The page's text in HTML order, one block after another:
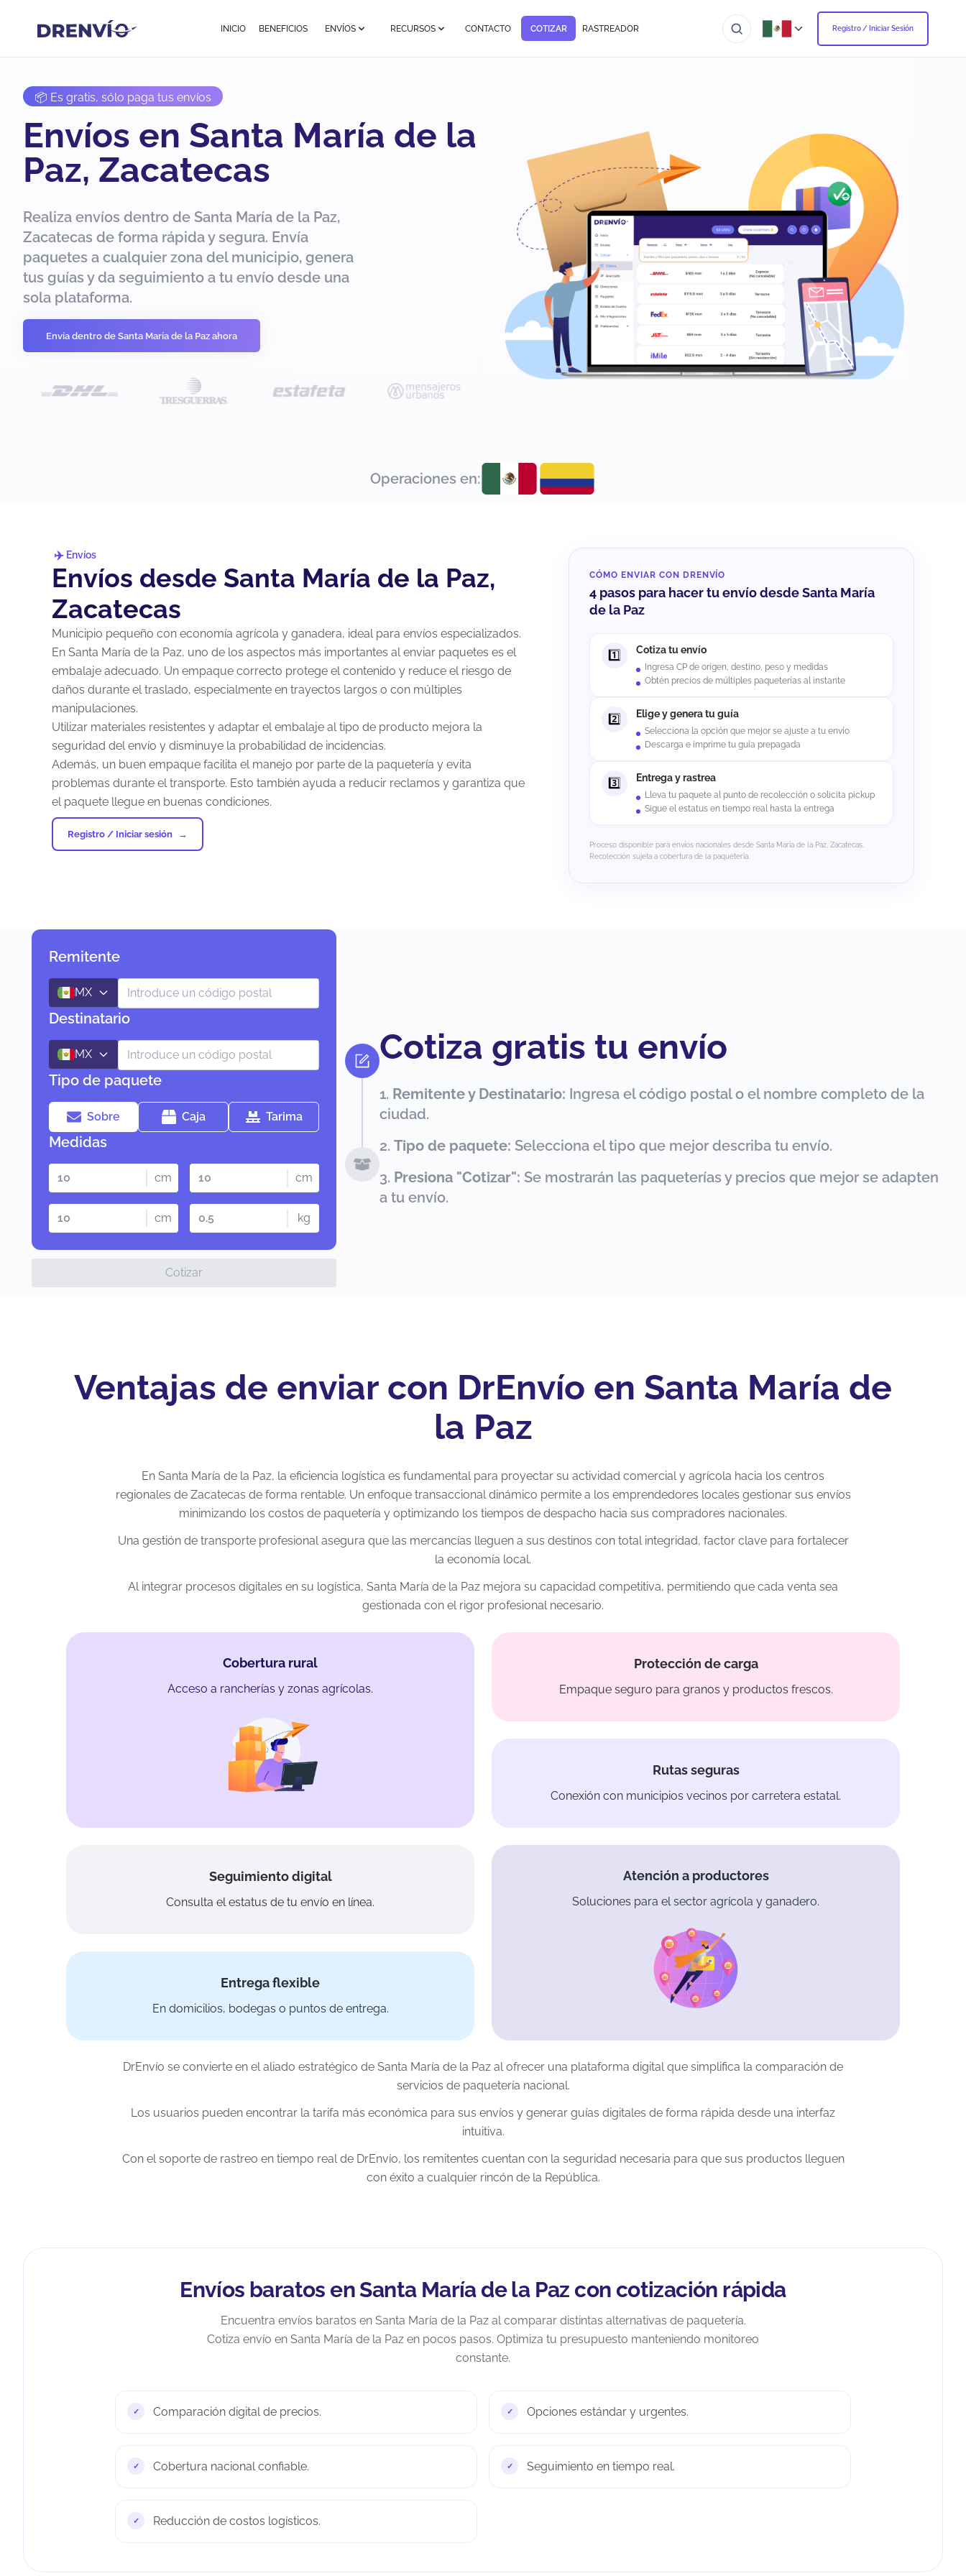
INICIO BENEFICIOS ENVÍOS RECURSOS CONTACTO COTIZAR RASTREADOR Registro / Iniciar Sesión
📦 Es gratis, sólo paga tus envíos
Envíos en Santa María de la
Paz, Zacatecas
Realiza envíos dentro de Santa María de la Paz,
Zacatecas de forma rápida y segura. Envía
paquetes a cualquier zona del municipio, genera
tus guías y da seguimiento a tu envío desde una
sola plataforma.
Envía dentro de Santa María de la Paz ahora
Operaciones en:
Envíos
Envíos desde Santa María de la Paz,
Zacatecas
Municipio pequeño con economía agrícola y ganadera, ideal para envíos especializados.
En Santa María de la Paz, uno de los aspectos más importantes al enviar paquetes es el
embalaje adecuado. Un empaque correcto protege el contenido y reduce el riesgo de
daños durante el traslado, especialmente en trayectos largos o con múltiples
manipulaciones.
Utilizar materiales resistentes y adaptar el embalaje al tipo de producto mejora la
seguridad del envío y disminuye la probabilidad de incidencias.
Además, un buen empaque facilita el manejo por parte de la paquetería y evita
problemas durante el transporte. Esto también ayuda a reducir reclamos y garantiza que
el paquete llegue en buenas condiciones.
Registro / Iniciar sesión
CÓMO ENVIAR CON DRENVÍO
4 pasos para hacer tu envío desde Santa María
de la Paz
Cotiza tu envío
Ingresa CP de origen, destino, peso y medidas
Obtén precios de múltiples paqueterías al instante
Elige y genera tu guía
Selecciona la opción que mejor se ajuste a tu envío
Descarga e imprime tu guía prepagada
Entrega y rastrea
Lleva tu paquete al punto de recolección o solicita pickup
Sigue el estatus en tiempo real hasta la entrega
Proceso disponible para envíos nacionales desde Santa María de la Paz, Zacatecas.
Recolección sujeta a cobertura de la paquetería.
Remitente
MX
Destinatario
MX
Tipo de paquete
Sobre Caja Tarima
Medidas
cm cm
cm kg
Cotizar
Cotiza gratis tu envío
Remitente y Destinatario: Ingresa el código postal o el nombre completo de la
ciudad.
Tipo de paquete: Selecciona el tipo que mejor describa tu envío.
Presiona "Cotizar": Se mostrarán las paqueterías y precios que mejor se adapten
a tu envío.
Ventajas de enviar con DrEnvío en Santa María de
la Paz
En Santa María de la Paz, la eficiencia logística es fundamental para proyectar su actividad comercial y agrícola hacia los centros
regionales de Zacatecas de forma rentable. Un enfoque transaccional dinámico permite a los emprendedores locales gestionar sus envíos
minimizando los costos de paquetería y optimizando los tiempos de despacho hacia sus compradores nacionales.
Una gestión de transporte profesional asegura que las mercancías lleguen a sus destinos con total integridad, factor clave para fortalecer
la economía local.
Al integrar procesos digitales en su logística, Santa María de la Paz mejora su capacidad competitiva, permitiendo que cada venta sea
gestionada con el rigor profesional necesario.
Cobertura rural
Acceso a rancherías y zonas agrícolas.
Protección de carga
Empaque seguro para granos y productos frescos.
Rutas seguras
Conexión con municipios vecinos por carretera estatal.
Seguimiento digital
Consulta el estatus de tu envío en línea.
Atención a productores
Soluciones para el sector agrícola y ganadero.
Entrega flexible
En domicilios, bodegas o puntos de entrega.
DrEnvío se convierte en el aliado estratégico de Santa María de la Paz al ofrecer una plataforma digital que simplifica la comparación de
servicios de paquetería nacional.
Los usuarios pueden encontrar la tarifa más económica para sus envíos y generar guías digitales de forma rápida desde una interfaz
intuitiva.
Con el soporte de rastreo en tiempo real de DrEnvío, los remitentes cuentan con la seguridad necesaria para que sus productos lleguen
con éxito a cualquier rincón de la República.
Envíos baratos en Santa María de la Paz con cotización rápida
Encuentra envíos baratos en Santa María de la Paz al comparar distintas alternativas de paquetería.
Cotiza envío en Santa María de la Paz en pocos pasos. Optimiza tu presupuesto manteniendo monitoreo
constante.
Comparación digital de precios. Opciones estándar y urgentes.
Cobertura nacional confiable. Seguimiento en tiempo real.
Reducción de costos logísticos.